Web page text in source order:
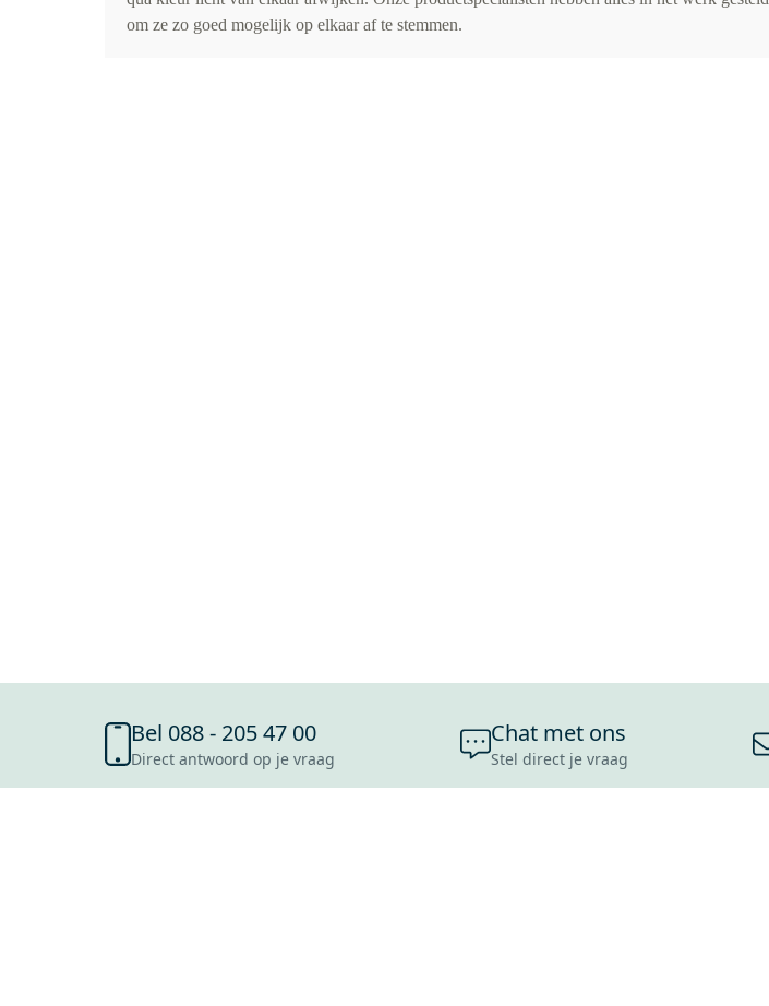
om ze zo goed mogelijk op elkaar af te stemmen.
Bel 088 - 205 47 00
Direct antwoord op je vraag
Chat met ons
Stel direct je vraag